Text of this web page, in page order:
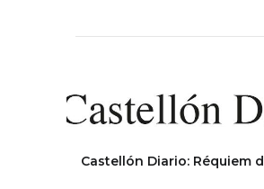
Castellón Diario: Réquiem